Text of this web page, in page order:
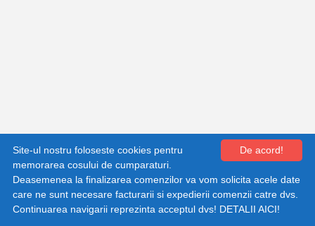
De acord!
Site-ul nostru foloseste cookies pentru
memorarea cosului de cumparaturi.
Deasemenea la finalizarea comenzilor va vom solicita acele date
care ne sunt necesare facturarii si expedierii comenzii catre dvs.
Continuarea navigarii reprezinta acceptul dvs! DETALII AICI!